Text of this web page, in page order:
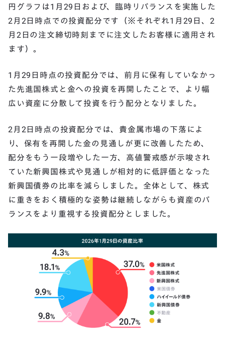
円グラフは1月29日および、臨時リバランスを実施した
2月2日時点での投資配分です（※それぞれ1月29日、2
月2日の注文締切時刻までに注文したお客様に適用され
ます）。
1月29日時点の投資配分では、前月に保有していなかっ
た先進国株式と金への投資を再開したことで、より幅
広い資産に分散して投資を行う配分となりました。
2月2日時点の投資配分では、貴金属市場の下落によ
り、保有を再開した金の見通しが更に改善したため、
配分をもう一段増やした一方、高値警戒感が示唆され
ていた新興国株式や見通しが相対的に低評価となった
新興国債券の比率を減らしました。全体として、株式
に重きをおく積極的な姿勢は継続しながらも資産のバ
ランスをより重視する投資配分としました。